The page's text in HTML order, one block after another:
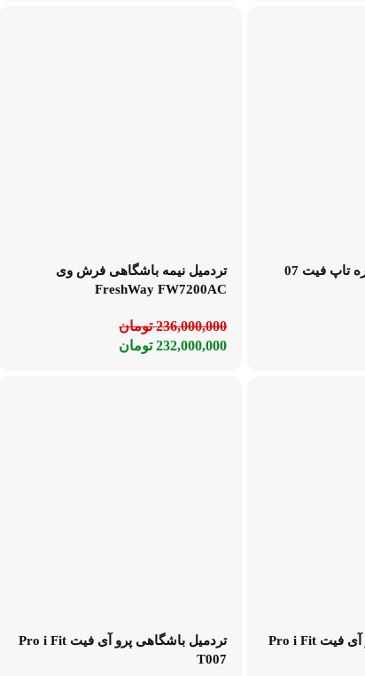
تردمیل خانگی چندکاره تاپ فیت 07
تردمیل نیمه باشگاهی فرش وی
FreshWay FW7200AC
236,000,000 تومان
232,000,000 تومان
تردمیل باشگاهی پرو آی فیت Pro i Fit
تردمیل باشگاهی پرو آی فیت Pro i Fit
T007